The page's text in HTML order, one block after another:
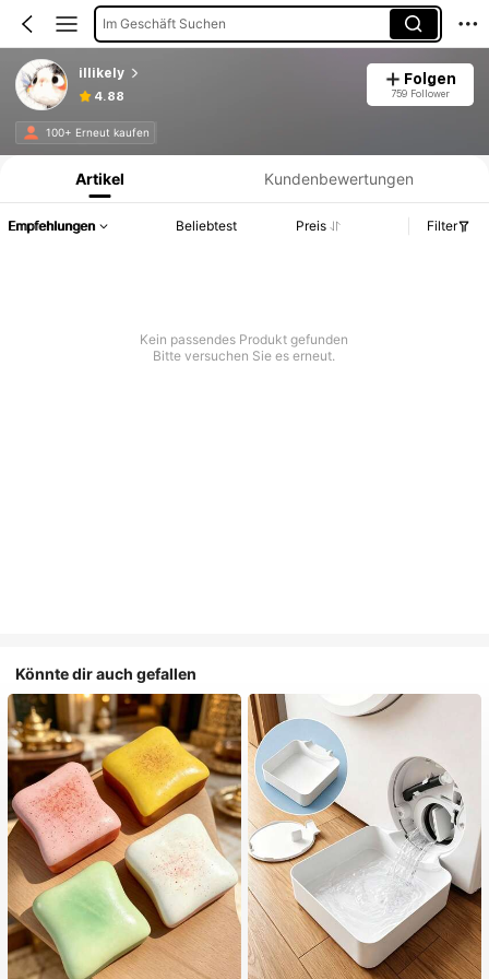
Im Geschäft Suchen
illikely
4.88
Folgen
759 Follower
100+ Erneut kaufen
Produktinformation: Preisangabe, Verkaufs- und Lagerbestandsdetails.
Artikel Kundenbewertungen
Empfehlungen Beliebtest Preis Filter
Kein passendes Produkt gefunden
Bitte versuchen Sie es erneut.
Könnte dir auch gefallen